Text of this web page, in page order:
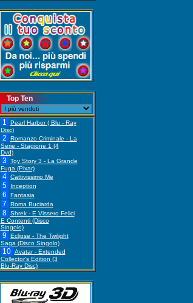
Top Ten
1
Pearl Harbor ( Blu - Ray
Disc)
2
Romanzo Criminale - La
Serie - Stagione 1 (4
Dvd)
3 Toy Story 3 - La Grande
Fuga (Pixar)
4 Cattivissimo Me
5 Inception
6 Fantasia
7 Roma Buciarda
8 Shrek - E Vissero Felici
E Contenti (Disco
Singolo)
9 Eclipse - The Twilight
Saga (Disco Singolo)
10 Avatar - Extended
Collector's Edition (3
Blu-Ray Disc)